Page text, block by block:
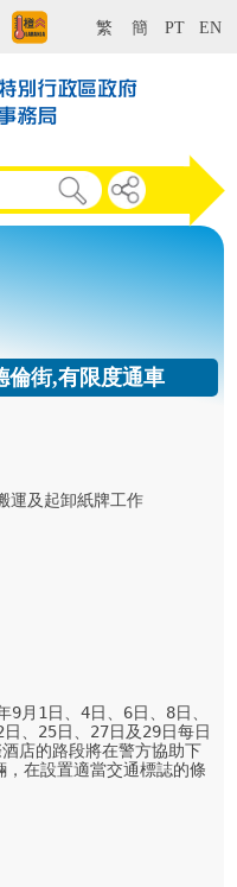
繁 簡 PT EN
倫街,有限度通車
運及起卸紙牌工作
9月1日、4日、6日、8日、
、25日、27日及29日每日
店的路段將在警方協助下
在設置適當交通標誌的條